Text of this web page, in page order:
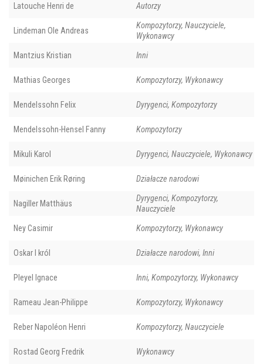
Latouche Henri de Autorzy
Lindeman Ole Andreas
Kompozytorzy, Nauczyciele,
Wykonawcy
Mantzius Kristian Inni
Mathias Georges Kompozytorzy, Wykonawcy
Mendelssohn Felix Dyrygenci, Kompozytorzy
Mendelssohn-Hensel Fanny Kompozytorzy
Mikuli Karol Dyrygenci, Nauczyciele, Wykonawcy
Møinichen Erik Røring Działacze narodowi
Nagiller Matthäus
Dyrygenci, Kompozytorzy,
Nauczyciele
Ney Casimir Kompozytorzy, Wykonawcy
Oskar I król Działacze narodowi, Inni
Pleyel Ignace Inni, Kompozytorzy, Wykonawcy
Rameau Jean-Philippe Kompozytorzy, Wykonawcy
Reber Napoléon Henri Kompozytorzy, Nauczyciele
Rostad Georg Fredrik Wykonawcy